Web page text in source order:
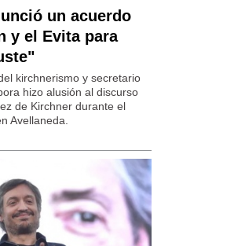
un acuerdo
y el Evita para
kirchnerismo y secretario
hizo alusión al discurso
de Kirchner durante el
Avellaneda.